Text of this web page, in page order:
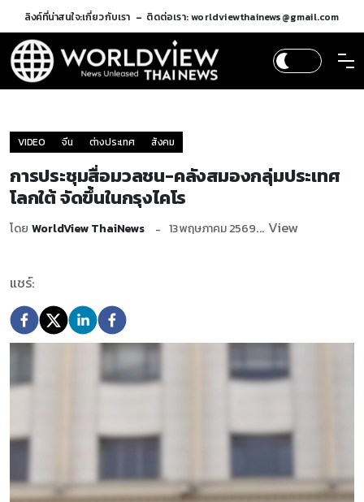
ลิงค์ที่น่าสนใจ:เกี่ยวกับเรา ติดต่อเรา: worldviewthainews@gmail.com
VIDEO จีน ต่างประเทศ สังคม
การประชุมสื่อมวลชน-คลังสมองกลุ่มประเทศ
โลกใต้ จัดขึ้นในกรุงไคโร
โดย WorldView ThaiNews 13 พฤษภาคม 2569... View
แชร์: